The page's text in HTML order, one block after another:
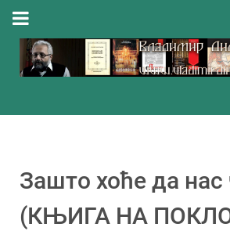
Зашто хоће да нас
(КЊИГА НА